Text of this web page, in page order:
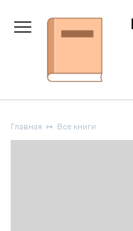
содержанию
Главная Все книги